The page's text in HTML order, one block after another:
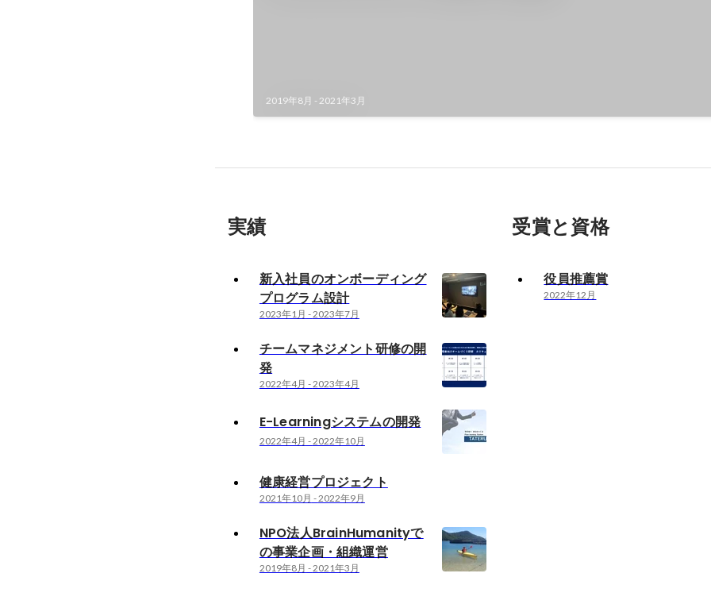
2019年8月 -2021年3月
実績
新入社員のオンボーディング
プログラム設計
2023年1月 -2023年7月
チームマネジメント研修の開
発
2022年4月 -2023年4月
E-Learningシステムの開発
2022年4月 -2022年10月
健康経営プロジェクト
2021年10月 -2022年9月
NPO法人BrainHumanityで
の事業企画・組織運営
2019年8月 -2021年3月
受賞と資格
役員推薦賞
2022年12月